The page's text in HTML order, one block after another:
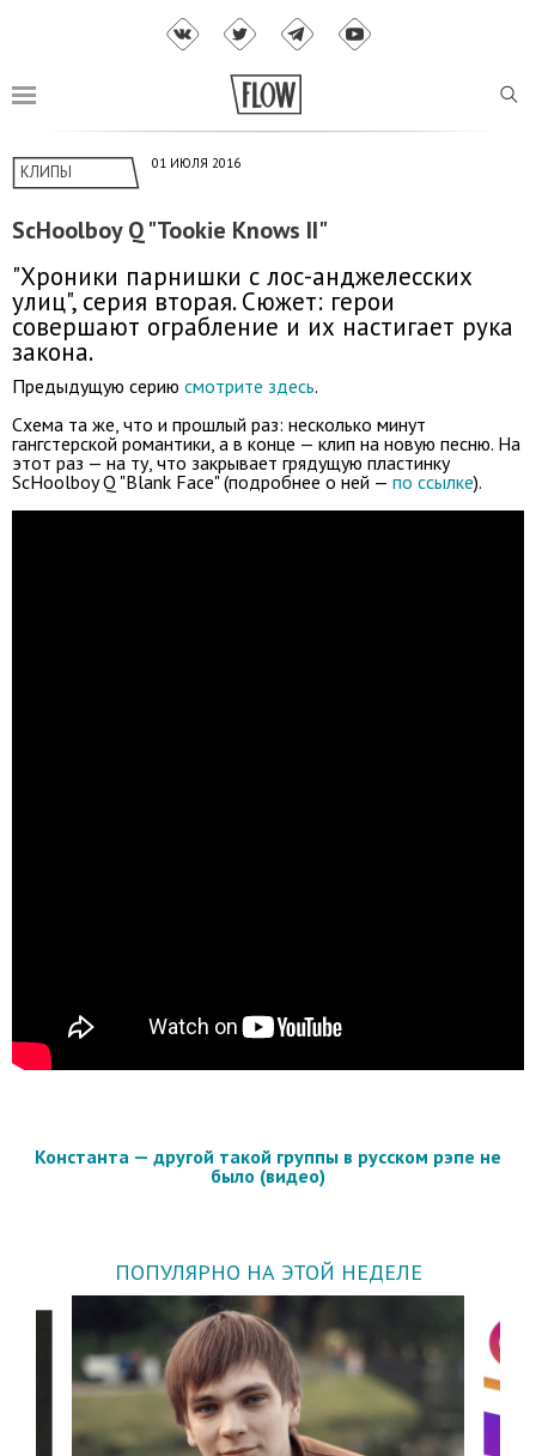
КЛИПЫ 01 ИЮЛЯ 2016
ScHoolboy Q "Tookie Knows II"
"Хроники парнишки с лос-анджелесских
улиц", серия вторая. Сюжет: герои
совершают ограбление и их настигает рука
закона.
Предыдущую серию смотрите здесь.
Схема та же, что и прошлый раз: несколько минут
гангстерской романтики, а в конце — клип на новую песню. На
этот раз — на ту, что закрывает грядущую пластинку
ScHoolboy Q "Blank Face" (подробнее о ней — по ссылке).
Константа — другой такой группы в русском рэпе не
было (видео)
ПОПУЛЯРНО НА ЭТОЙ НЕДЕЛЕ